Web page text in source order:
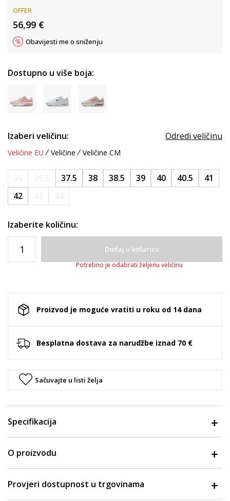
OFFER
56,99 €
Obavijesti me o sniženju
Dostupno u više boja:
Izaberi veličinu: Odredi veličinu
Veličine EU Veličine Veličine CM
37.5 38 38.5 39 40 40.5
41
42
Izaberite količinu:
Dodaj u košaricu
Potrebno je odabrati željenu veličinu
Proizvod je moguće vratiti u roku od 14 dana
Besplatna dostava za narudžbe iznad 70 €
Sačuvajte u listi želja
Specifikacija
O proizvodu
Provjeri dostupnost u trgovinama